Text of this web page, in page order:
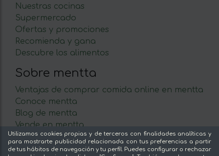
Nuestras cocinas
Supermercado
Ofertas y promociones
Recomienda y gana
Descubre los alimentos
Sobre mentta
Ventajas de comprar comida online en mentta
Conoce mentta
Blog de mentta
Vende en mentta
Fidelización
Preguntas frecuentes
Utilizamos cookies propias y de terceros con finalidades analíticas y
para mostrarte publicidad relacionada con tus preferencias a partir
de tus hábitos de navegación y tu perfil. Puedes configurar o rechazar